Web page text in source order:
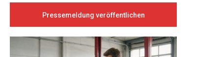
Pressemeldung veröffentlichen